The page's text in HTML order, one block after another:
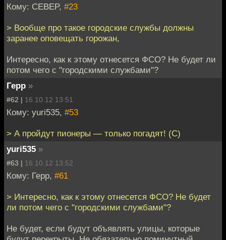
Кому: CEBEP, #23
> Вообще про такое городские службы должны
заранее оповещать горожан,
Интересно, как к этому отнесется ФСО? Не будет ли
потом чего с "городскими службами"?
Герр »
#62 | 16.10.12 13:51
Кому: yuri535, #53
> А пройдут пионеры — только погадят! (С)
yuri535 »
#63 | 16.10.12 13:52
Кому: Герр, #61
> Интересно, как к этому отнесется ФСО? Не будет
ли потом чего с "городскими службами"?
Не будет, если будут объявлять улицы, которые